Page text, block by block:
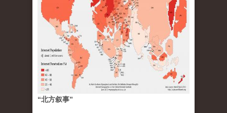
“北方叙事”